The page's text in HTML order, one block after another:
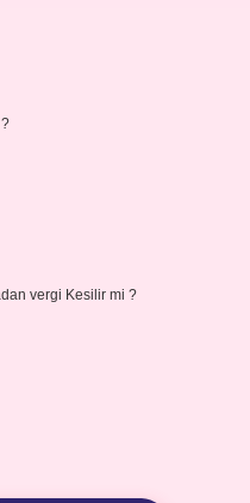
vergi Kesilir mi ?